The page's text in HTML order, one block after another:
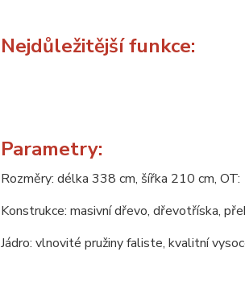
Nejdůležitější funkce:
Parametry:
Rozměry: délka 338 cm, šířka 210 cm,
Konstrukce: masivní dřevo, dřevotříska,
Jádro: vlnovité pružiny faliste, kvalitní